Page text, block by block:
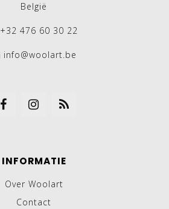
België
+32 476 60 30 22
info@woolart.be
INFORMATIE
Over Woolart
Contact